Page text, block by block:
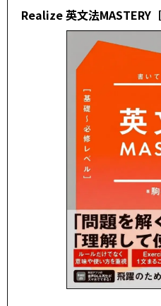
Realize 英文法MASTERY